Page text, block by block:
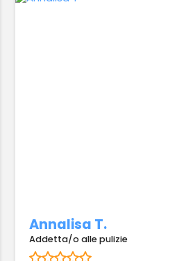
Annalisa T.
Addetta/o alle pulizie